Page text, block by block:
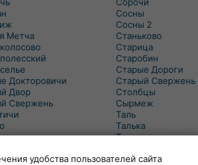
Метча
Докторовичи
Двор
Свержень
Сосны
Сосны 2
Станьково
Старица
Старобин
Старые Дороги
Старый Свержень
Столбцы
Сырмеж
Таль
Талька
Танежицы
Турец-Бояры
удобства пользователей сайта